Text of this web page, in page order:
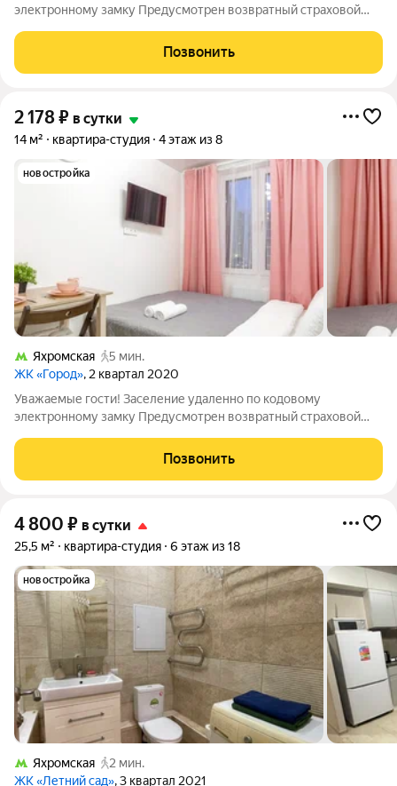
электронному замку Предусмотрен возвратный страховой
принятия квартиры горничной. В случае нарушения правил
проживания, либо порчу имущества залог
Позвонить
2 178₽ в сутки
14 м² квартира-студия 4 этаж из 8
новостройка
Яхромская
5 мин.
ЖК «Город», 2 квартал 2020
Уважаемые гости! Заселение удаленно по кодовому
электронному замку Предусмотрен возвратный страховой
принятия квартиры горничной. В случае нарушения правил
проживания, либо порчу имущества залог
Позвонить
4 800 ₽ в сутки
25,5 м² квартира-студия 6 этаж из 18
новостройка
Яхромская
2 мин.
ЖК «Летний сад», 3 квартал 2021